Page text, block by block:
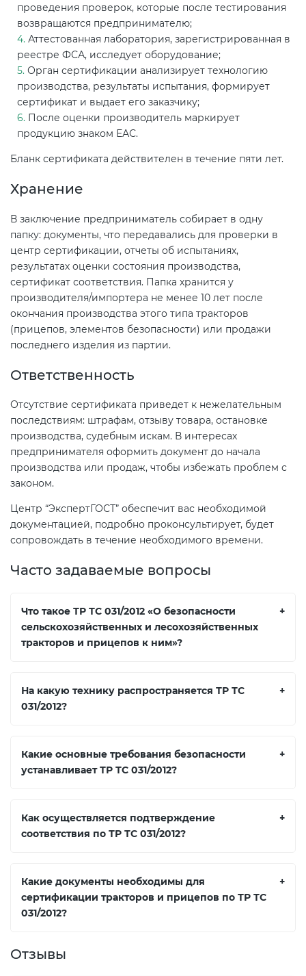
проведения проверок, которые после тестирования
возвращаются предпринимателю;
Аттестованная лаборатория, зарегистрированная в
реестре ФСА, исследует оборудование;
Орган сертификации анализирует технологию
производства, результаты испытания, формирует
сертификат и выдает его заказчику;
После оценки производитель маркирует
продукцию знаком ЕАС.
Бланк сертификата действителен в течение пяти лет.
Хранение
В заключение предприниматель собирает в одну
папку: документы, что передавались для проверки в
центр сертификации, отчеты об испытаниях,
результатах оценки состояния производства,
сертификат соответствия. Папка хранится у
производителя/импортера не менее 10 лет после
окончания производства этого типа тракторов
(прицепов, элементов безопасности) или продажи
последнего изделия из партии.
Ответственность
Отсутствие сертификата приведет к нежелательным
последствиям: штрафам, отзыву товара, остановке
производства, судебным искам. В интересах
предпринимателя оформить документ до начала
производства или продаж, чтобы избежать проблем с
законом.
Центр “ЭкспертГОСТ” обеспечит вас необходимой
документацией, подробно проконсультирует, будет
сопровождать в течение необходимого времени.
Часто задаваемые вопросы
Что такое ТР ТС 031/2012 «О безопасности
сельскохозяйственных и лесохозяйственных
тракторов и прицепов к ним»?
+
На какую технику распространяется ТР ТС
031/2012?
+
Какие основные требования безопасности
устанавливает ТР ТС 031/2012?
+
Как осуществляется подтверждение
соответствия по ТР ТС 031/2012?
+
Какие документы необходимы для
сертификации тракторов и прицепов по ТР ТС
031/2012?
+
Отзывы